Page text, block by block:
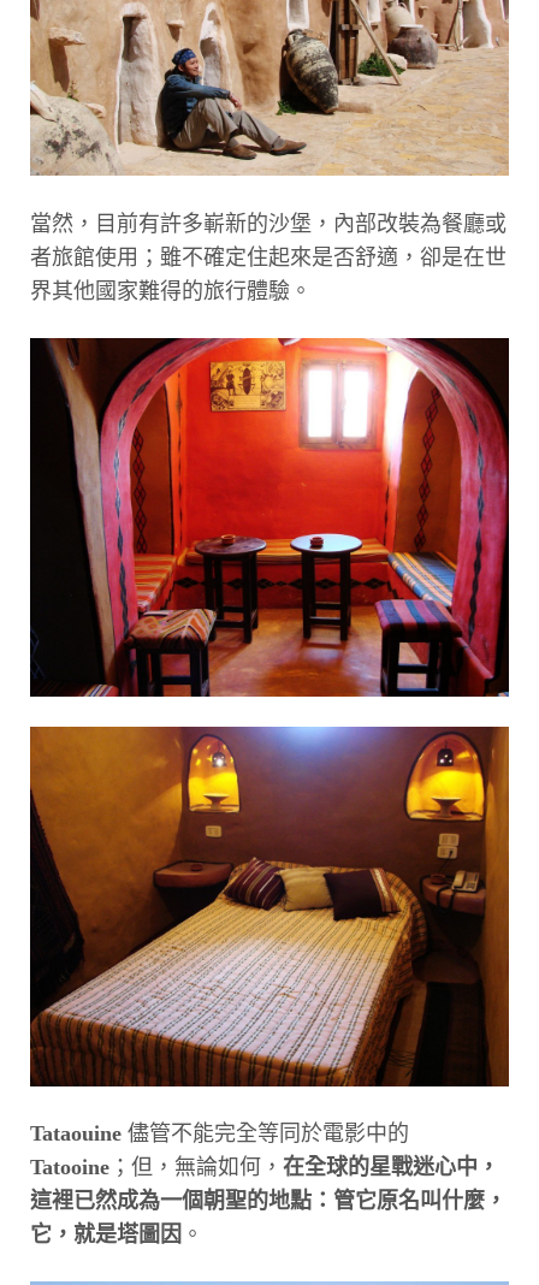
當然，目前有許多嶄新的沙堡，內部改裝為餐廳或
者旅館使用；雖不確定住起來是否舒適，卻是在世
界其他國家難得的旅行體驗。
Tataouine 儘管不能完全等同於電影中的
Tatooine ；但，無論如何， 在全球的星戰迷心中，
這裡已然成為一個朝聖的地點：管它原名叫什麼，
它，就是塔圖因 。